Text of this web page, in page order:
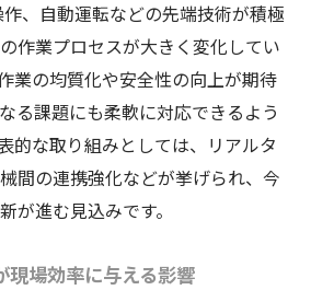
作、自動運転などの先端技術が積極
作業プロセスが大きく変化してい
業の均質化や安全性の向上が期待
る課題にも柔軟に対応できるよう
的な取り組みとしては、リアルタ
間の連携強化などが挙げられ、今
が進む見込みです。
現場効率に与える影響